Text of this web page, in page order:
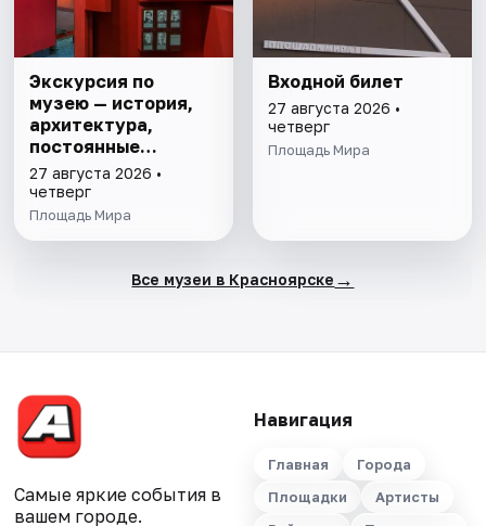
Экскурсия по
музею — история,
архитектура,
постоянные
выставки
27 августа 2026 •
четверг
Площадь Мира
Входной билет
27 августа 2026 •
четверг
Площадь Мира
Все музеи в Красноярске →
Самые яркие события в
вашем городе.
Навигация
Главная
Города
Площадки
Артисты